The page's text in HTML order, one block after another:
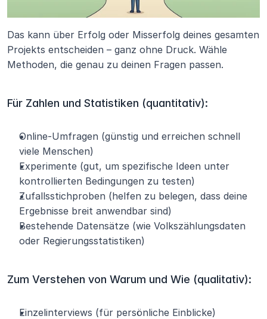
Das kann über Erfolg oder Misserfolg deines gesamten
Projekts entscheiden – ganz ohne Druck. Wähle
Methoden, die genau zu deinen Fragen passen.
Für Zahlen und Statistiken (quantitativ):
Online-Umfragen (günstig und erreichen schnell
viele Menschen)
Experimente (gut, um spezifische Ideen unter
kontrollierten Bedingungen zu testen)
Zufallsstichproben (helfen zu belegen, dass deine
Ergebnisse breit anwendbar sind)
Bestehende Datensätze (wie Volkszählungsdaten
oder Regierungsstatistiken)
Zum Verstehen von Warum und Wie (qualitativ):
Einzelinterviews (für persönliche Einblicke)